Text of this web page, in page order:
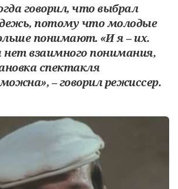
говорил, что выбрал
потому что молодые
понимают. «И я – их.
нет взаимного понимания,
спектакля
– говорил режиссер.